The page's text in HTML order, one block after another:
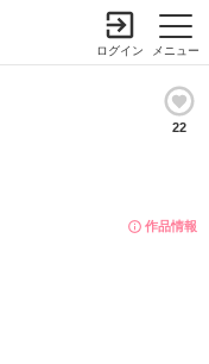
メニュー
ログイン
22
作品情報